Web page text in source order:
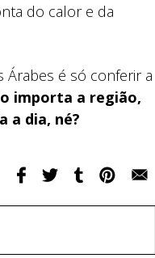
do calor e da
Árabes é só conferir a
importa a região,
a dia, né?